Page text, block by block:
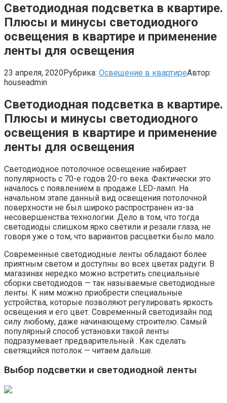
Светодиодная подсветка в квартире.
Плюсы и минусы светодиодного
освещения в квартире и применение
ленты для освещения
23 апреля, 2020Рубрика: Освещение в квартиреАвтор:
houseadmin
Светодиодная подсветка в квартире.
Плюсы и минусы светодиодного
освещения в квартире и применение
ленты для освещения
Светодиодное потолочное освещение набирает
популярность с 70-е годов 20-го века. Фактически это
началось с появлением в продаже LED-ламп. На
начальном этапе данный вид освещения потолочной
поверхности не был широко распространен из-за
несовершенства технологии. Дело в том, что тогда
светодиоды слишком ярко светили и резали глаза, не
говоря уже о том, что вариантов расцветки было мало.
Современные светодиодные ленты обладают более
приятным светом и доступны во всех цветах радуги. В
магазинах нередко можно встретить специальные
сборки светодиодов — так называемые светодиодные
ленты. К ним можно приобрести специальные
устройства, которые позволяют регулировать яркость
освещения и его цвет. Современный светодизайн под
силу любому, даже начинающему строителю. Самый
популярный способ установки такой ленты
подразумевает предварительный . Как сделать
светящийся потолок — читаем дальше.
Выбор подсветки и светодиодной ленты